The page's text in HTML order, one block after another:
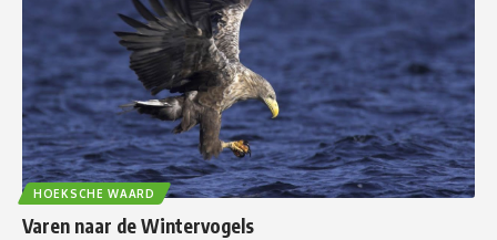
HOEKSCHE WAARD
Varen naar de Wintervogels